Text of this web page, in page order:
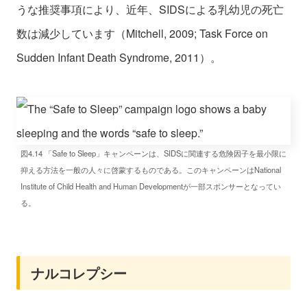
うな推奨事項により、近年、SIDSによる乳幼児の死亡
数は減少しています（Mitchell, 2009; Task Force on
Sudden Infant Death Syndrome, 2011）。
図4.14 「Safe to Sleep」キャンペーンは、SIDSに関連する危険因子を最小限に
抑える方法を一般の人々に啓蒙するものである。このキャンペーンはNational
Institute of Child Health and Human Developmentが一部スポンサーとなってい
る。
ナルコレプシー